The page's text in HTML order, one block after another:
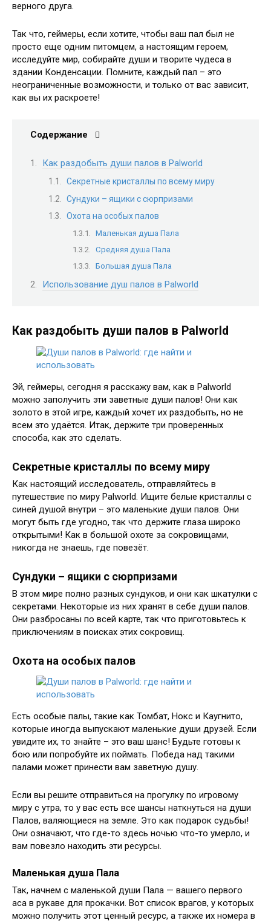
верного друга.
Так что, геймеры, если хотите, чтобы ваш пал был не
просто еще одним питомцем, а настоящим героем,
исследуйте мир, собирайте души и творите чудеса в
здании Конденсации. Помните, каждый пал – это
неограниченные возможности, и только от вас зависит,
как вы их раскроете!
Содержание
Как раздобыть души палов в Palworld
Секретные кристаллы по всему миру
Сундуки – ящики с сюрпризами
Охота на особых палов
Маленькая душа Пала
Средняя душа Пала
Большая душа Пала
Использование душ палов в Palworld
Как раздобыть души палов в Palworld
Эй, геймеры, сегодня я расскажу вам, как в Palworld
можно заполучить эти заветные души палов! Они как
золото в этой игре, каждый хочет их раздобыть, но не
всем это удаётся. Итак, держите три проверенных
способа, как это сделать.
Секретные кристаллы по всему миру
Как настоящий исследователь, отправляйтесь в
путешествие по миру Palworld. Ищите белые кристаллы с
синей душой внутри – это маленькие души палов. Они
могут быть где угодно, так что держите глаза широко
открытыми! Как в большой охоте за сокровищами,
никогда не знаешь, где повезёт.
Сундуки – ящики с сюрпризами
В этом мире полно разных сундуков, и они как шкатулки с
секретами. Некоторые из них хранят в себе души палов.
Они разбросаны по всей карте, так что приготовьтесь к
приключениям в поисках этих сокровищ.
Охота на особых палов
Есть особые палы, такие как Томбат, Нокс и Каугнито,
которые иногда выпускают маленькие души друзей. Если
увидите их, то знайте – это ваш шанс! Будьте готовы к
бою или попробуйте их поймать. Победа над такими
палами может принести вам заветную душу.
Если вы решите отправиться на прогулку по игровому
миру с утра, то у вас есть все шансы наткнуться на души
Палов, валяющиеся на земле. Это как подарок судьбы!
Они означают, что где-то здесь ночью что-то умерло, и
вам повезло находить эти ресурсы.
Маленькая душа Пала
Так, начнем с маленькой души Пала — вашего первого
аса в рукаве для прокачки. Вот список врагов, у которых
можно получить этот ценный ресурс, а также их номера в